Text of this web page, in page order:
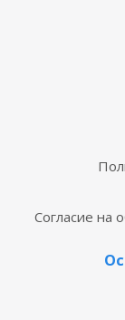
Согласие на